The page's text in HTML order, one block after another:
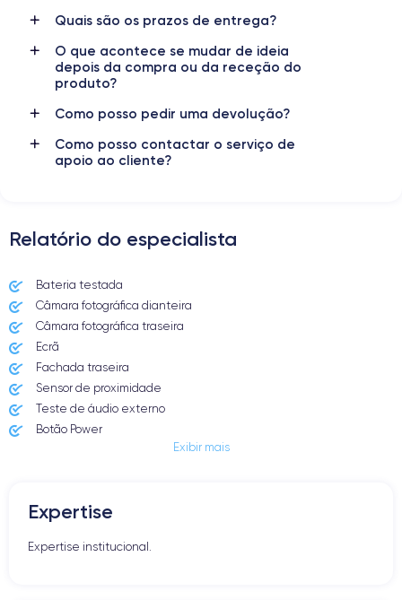
Batterie Dual SIM
Réseau mobile
Si vous souhaitez en savoir plus sur les caractéristiques de ce
smartphone, consulter la fiche technique de l'iPhone XS.
Quais são os prazos de entrega?
O que acontece se mudar de ideia
depois da compra ou da receção do
produto?
Como posso pedir uma devolução?
Como posso contactar o serviço de
apoio ao cliente?
Relatório do especialista
Bateria testada
Câmara fotográfica dianteira
Câmara fotográfica traseira
Ecrã
Fachada traseira
Sensor de proximidade
Teste de áudio externo
Botão Power
Entrada Jack ou Lightening
Altifalante
Botão Home
Exibir mais
Expertise
Expertise institucional.